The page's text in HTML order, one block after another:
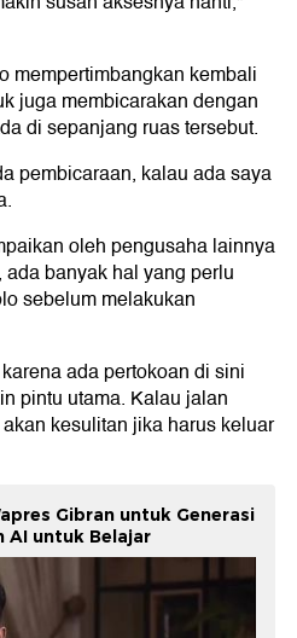
mempertimbangkan kembali
juga membicarakan dengan
di sepanjang ruas tersebut.
pembicaraan, kalau ada saya
oleh pengusaha lainnya
banyak hal yang perlu
sebelum melakukan
ada pertokoan di sini
pintu utama. Kalau jalan
kesulitan jika harus keluar
Gibran untuk Generasi
AI untuk Belajar